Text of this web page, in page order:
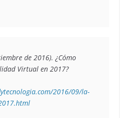
de 2016). ¿Cómo
Virtual en 2017?
2016/09/la-